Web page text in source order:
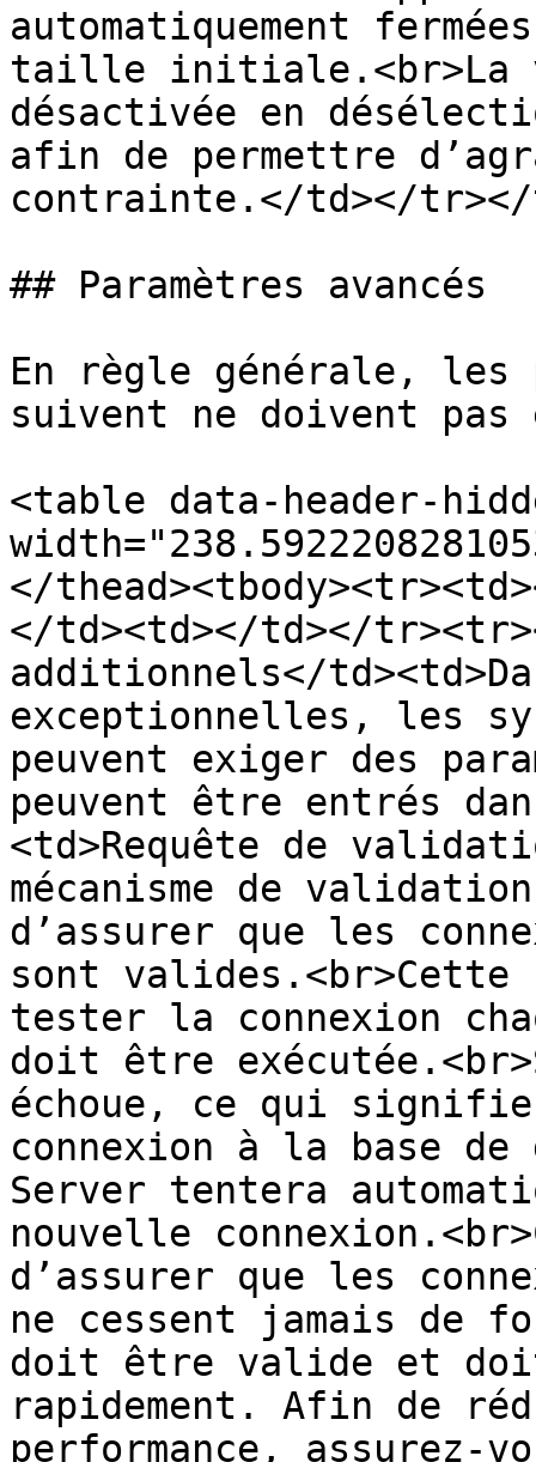
automatiquement
taille initiale.<br>La
désactivée en
afin de permettre
contrainte.</td></tr></
## Paramètres avancés
En règle générale, les
suivent ne doivent
<table data-header-
</
</td><td></td></
additionnels</
exceptionnelles, les
peuvent exiger des
peuvent être entrés
<td>Requête de
mécanisme de
d’assurer que les
sont
tester la connexion
doit être
échoue, ce qui signifie
connexion à la base de
Server tentera
nouvelle
d’assurer que les
ne cessent jamais de
doit être valide et
rapidement. Afin de
performance, assurez-